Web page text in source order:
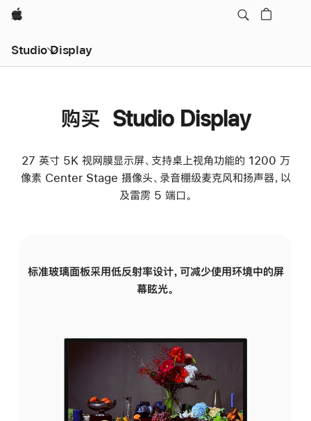
Apple
Studio Display
购买 Studio Display
27 英寸 5K 视网膜显示屏、支持桌上视角功能的 1200 万
像素 Center Stage 摄像头、录音棚级麦克风和扬声器，以
及雷雳 5 端口。
标准玻璃面板采用低反射率设计，可减少使用环境中的屏
幕眩光。